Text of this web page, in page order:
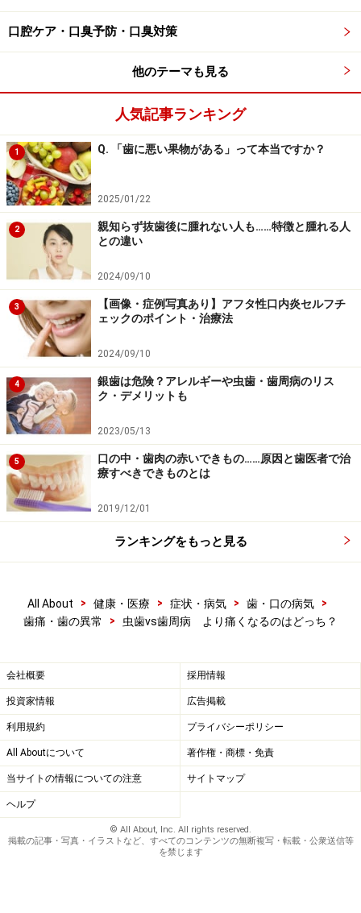
口腔ケア・口臭予防・口臭対策
他のテーマも見る
人気記事ランキング
1 Q. 「歯に悪い果物がある」って本当ですか？
2025/01/22
2
親知らず抜歯後に腫れない人も……特徴と腫れる人
との違い
2024/09/10
3
【画像・症例写真あり】アフタ性口内炎セルフチ
ェックのポイント・治療法
2024/09/10
4
銀歯は危険？アレルギーや虫歯・歯周病のリス
ク・デメリットも
2023/05/13
5
口の中・歯肉の赤いできもの……原因と歯医者で治
療すべきできものとは
2019/12/01
ランキングをもっと見る
All About > 健康・医療 > 症状・病気 > 歯・口の病気
>
歯痛・歯の異常
> 虫歯vs歯周病 より痛くなるのはどっち？
会社概要 採用情報
投資家情報 広告掲載
利用規約 プライバシーポリシー
All Aboutについて 著作権・商標・免責
当サイトの情報についての注意 サイトマップ
ヘルプ
© All About, Inc. All rights reserved.
掲載の記事・写真・イラストなど、すべてのコンテンツの無断複写・転載・公衆送信等
を禁じます